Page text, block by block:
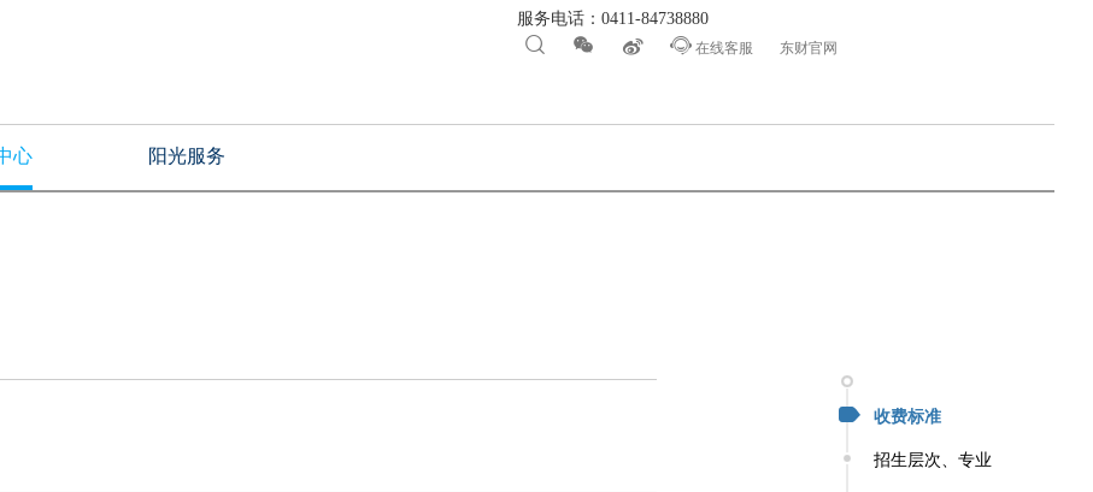
   在线客服 东财官网
服务电话：0411-84738880
心 阳光服务
收费标准
招生层次、专业